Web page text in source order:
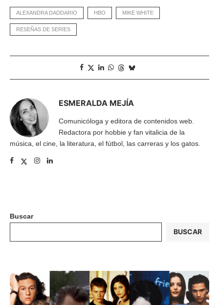
ALEXANDRA DADDARIO HBO MIKE WHITE
RESEÑAS DE SERIES
ESMERALDA MEJÍA
Comunicóloga y editora de contenidos web.
Redactora por hobbie y fan vitalicia de la
música, el cine, la literatura, el fútbol, las carreras y los gatos.
Buscar
BUSCAR